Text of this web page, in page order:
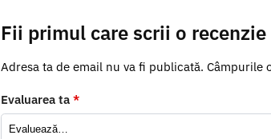
Fii primul care scrii o
Adresa ta de email nu va fi publicată. Câmpurile
Evaluarea ta *